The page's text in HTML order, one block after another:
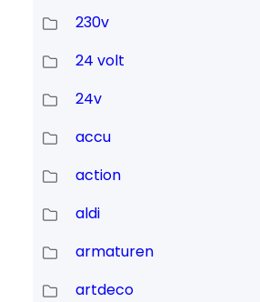
230v
24 volt
24v
accu
action
aldi
armaturen
artdeco